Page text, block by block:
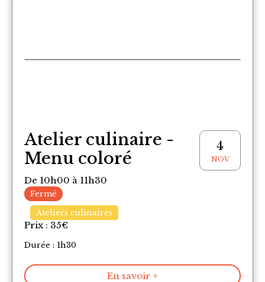
Atelier culinaire -
Menu coloré
De 10h00 à 11h30
Fermé
4
NOV
Ateliers culinaires
Prix : 35€
Durée : 1h30
En savoir +